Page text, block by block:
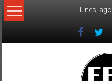
Saltar
al
lunes,